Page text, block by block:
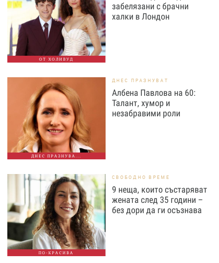
ОТ ХОЛИВУД
забелязани с брачни
халки в Лондон
ДНЕС ПРАЗНУВА...
ДНЕС ПРАЗНУВАТ
Албена Павлова на 60:
Талант, хумор и
незабравими роли
ПО-КРАСИВА
СВОБОДНО ВРЕМЕ
9 неща, които състаряват
жената след 35 години –
без дори да ги осъзнава